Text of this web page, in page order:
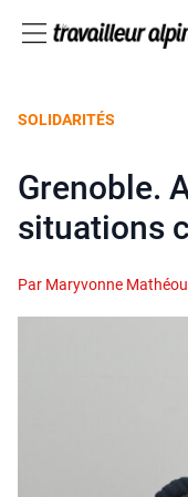
SOLIDARITÉS
Grenoble.
situations
Par Maryvonne